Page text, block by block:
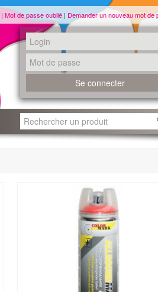
| Mot de passe oublié | Demander un nouveau mot de